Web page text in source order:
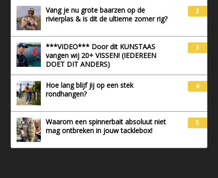
Vang je nu grote baarzen op de
rivierplas & is dit de ultieme zomer rig?
2
***VIDEO*** Door dit KUNSTAAS
vangen wij 20+ VISSEN! (IEDEREEN
DOET DIT ANDERS)
3
Hoe lang blijf jij op een stek
rondhangen?
4
Waarom een spinnerbait absoluut niet
mag ontbreken in jouw tacklebox!
5